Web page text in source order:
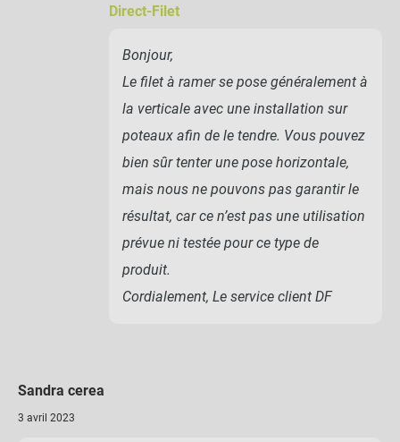
Direct-Filet
Bonjour,
Le filet à ramer se pose généralement à
la verticale avec une installation sur
poteaux afin de le tendre. Vous pouvez
bien sûr tenter une pose horizontale,
mais nous ne pouvons pas garantir le
résultat, car ce n’est pas une utilisation
prévue ni testée pour ce type de
produit.
Cordialement, Le service client DF
Sandra cerea
3 avril 2023